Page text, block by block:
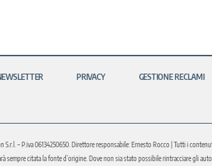
PRIVACY GESTIONE RECLAMI
– P.iva 06134250650. Direttore responsabile: Ernesto Rocco | Tutti i
sempre citata la fonte d’origine. Dove non sia stato possibile rintracciare gli